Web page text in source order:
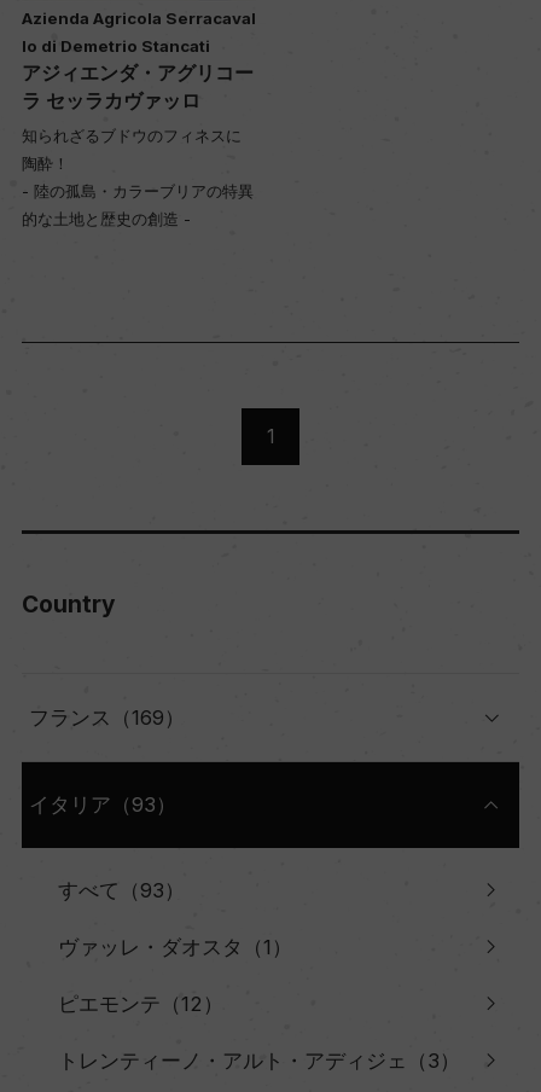
Azienda Agricola Serracaval
lo di Demetrio Stancati
アジィエンダ・アグリコー
ラ セッラカヴァッロ
知られざるブドウのフィネスに
陶酔！
- 陸の孤島・カラーブリアの特異
的な土地と歴史の創造 -
Country
フランス（169）
イタリア（93）
すべて（93）
ヴァッレ・ダオスタ（1）
ピエモンテ（12）
トレンティーノ・アルト・アディジェ（3）
1